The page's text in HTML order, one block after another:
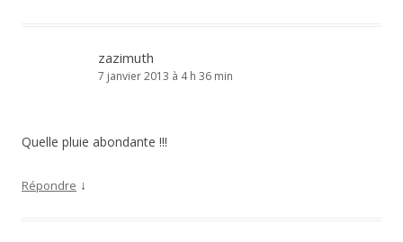
zazimuth
7 janvier 2013 à 4 h 36 min
Quelle pluie abondante !!!
Répondre ↓